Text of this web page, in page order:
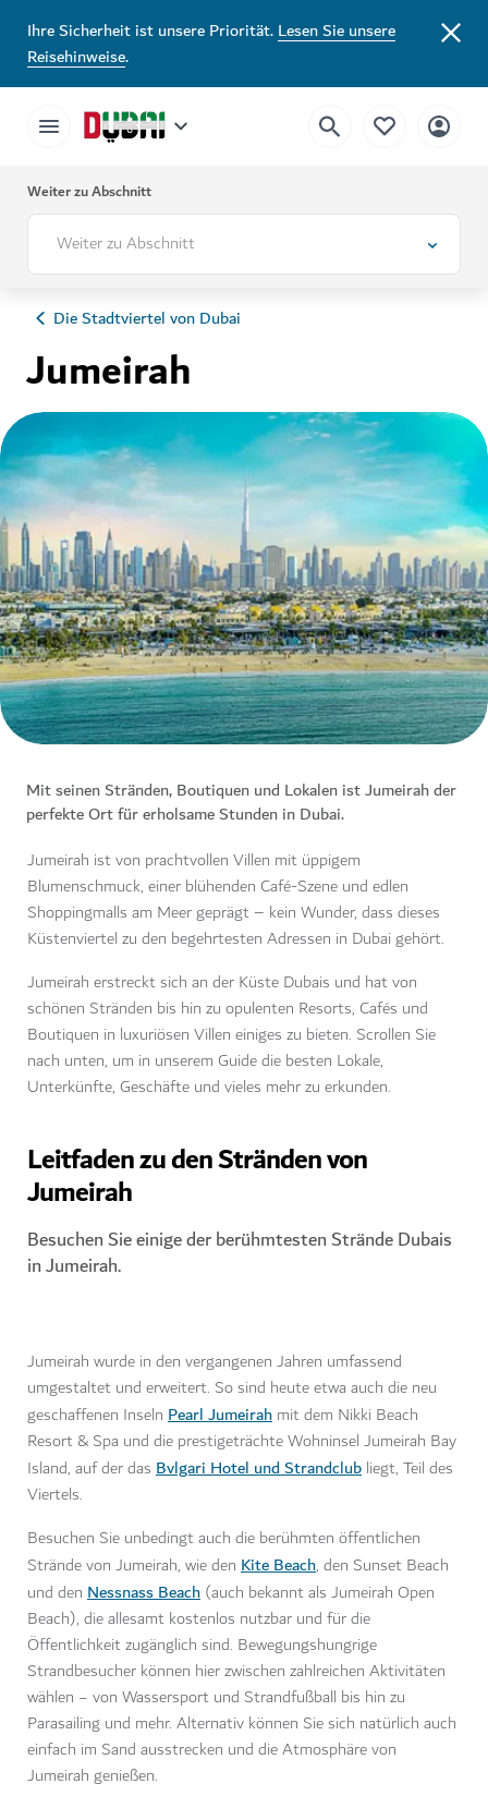
Ihre Sicherheit ist unsere Priorität.Lesen Sie unsere
Reisehinweise.
Weiter zu Abschnitt
Weiter zu Abschnitt
Die Stadtviertel von Dubai
Jumeirah
Mit seinen Stränden, Boutiquen und Lokalen ist Jumeirah der
perfekte Ort für erholsame Stunden in Dubai.
Jumeirah ist von prachtvollen Villen mit üppigem
Blumenschmuck, einer blühenden Café-Szene und edlen
Shoppingmalls am Meer geprägt – kein Wunder, dass dieses
Küstenviertel zu den begehrtesten Adressen in Dubai gehört.
Jumeirah erstreckt sich an der Küste Dubais und hat von
schönen Stränden bis hin zu opulenten Resorts, Cafés und
Boutiquen in luxuriösen Villen einiges zu bieten. Scrollen Sie
nach unten, um in unserem Guide die besten Lokale,
Unterkünfte, Geschäfte und vieles mehr zu erkunden.
Leitfaden zu den Stränden von
Jumeirah
Besuchen Sie einige der berühmtesten Strände Dubais
in Jumeirah.
Jumeirah wurde in den vergangenen Jahren umfassend
umgestaltet und erweitert. So sind heute etwa auch die neu
geschaffenen Inseln Pearl Jumeirah mit dem Nikki Beach
Resort & Spa und die prestigeträchte Wohninsel Jumeirah Bay
Island, auf der das Bvlgari Hotel und Strandclub liegt, Teil des
Viertels.
Besuchen Sie unbedingt auch die berühmten öffentlichen
Strände von Jumeirah, wie den Kite Beach, den Sunset Beach
und den Nessnass Beach (auch bekannt als Jumeirah Open
Beach), die allesamt kostenlos nutzbar und für die
Öffentlichkeit zugänglich sind. Bewegungshungrige
Strandbesucher können hier zwischen zahlreichen Aktivitäten
wählen − von Wassersport und Strandfußball bis hin zu
Parasailing und mehr. Alternativ können Sie sich natürlich auch
einfach im Sand ausstrecken und die Atmosphäre von
Jumeirah genießen.